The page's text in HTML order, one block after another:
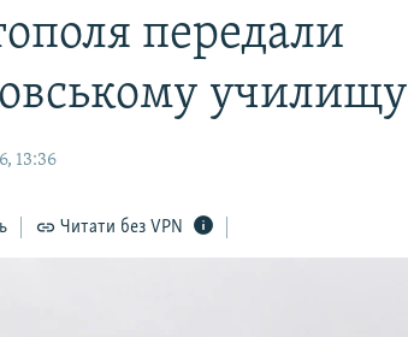
передали
училищу
13:36
Читати без VPN